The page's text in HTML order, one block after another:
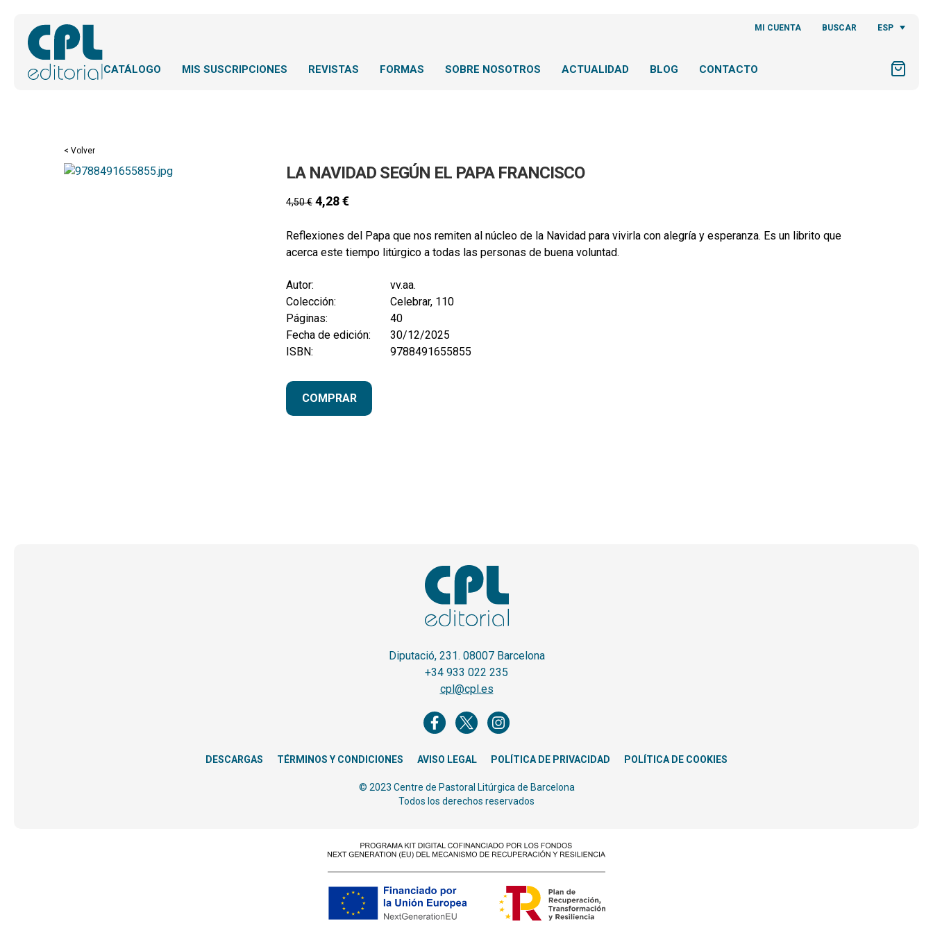
MI CUENTA BUSCAR ESP
CATÁLOGO MIS SUSCRIPCIONES REVISTAS FORMAS SOBRE NOSOTROS ACTUALIDAD BLOG CONTACTO
< Volver
LA NAVIDAD SEGÚN EL PAPA FRANCISCO
4,50€ 4,28€
Reflexiones del Papa que nos remiten al núcleo de la Navidad para vivirla con alegría y esperanza. Es un librito que
acerca este tiempo litúrgico a todas las personas de buena voluntad.
Autor:
vv.aa.
Colección:
Celebrar, 110
Páginas:
40
Fecha de edición:
30/12/2025
ISBN:
9788491655855
COMPRAR
Diputació, 231. 08007 Barcelona
+34 933 022 235
cpl@cpl.es
DESCARGAS TÉRMINOS Y CONDICIONES AVISO LEGAL POLÍTICA DE PRIVACIDAD POLÍTICA DE COOKIES
© 2023 Centre de Pastoral Litúrgica de Barcelona
Todos los derechos reservados